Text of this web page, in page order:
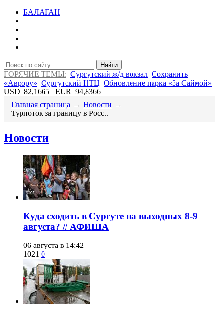
БАЛАГАН
Найти
ГОРЯЧИЕ ТЕМЫ: Сургутский ж/д вокзал Сохранить
«Аврору» Сургутский НТЦ Обновление парка «За Саймой»
USD 82,1665 EUR 94,8366
Главная страница → Новости →
Турпоток за границу в Росс...
Новости
​Куда сходить в Сургуте на выходных 8-9
августа? // АФИША
06 августа в 14:42
1021 0